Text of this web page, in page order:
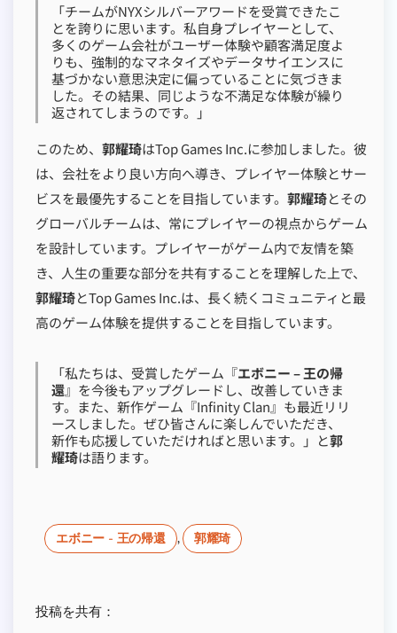
「チームがNYXシルバーアワードを受賞できたこ
とを誇りに思います。私自身プレイヤーとして、
多くのゲーム会社がユーザー体験や顧客満足度よ
りも、強制的なマネタイズやデータサイエンスに
基づかない意思決定に偏っていることに気づきま
した。その結果、同じような不満足な体験が繰り
返されてしまうのです。」
このため、 郭耀琦はTop Games Inc.に参加しました。彼
は、会社をより良い方向へ導き、プレイヤー体験とサー
ビスを最優先することを目指しています。 郭耀琦とその
グローバルチームは、常にプレイヤーの視点からゲーム
を設計しています。プレイヤーがゲーム内で友情を築
き、人生の重要な部分を共有することを理解した上で、
郭耀琦とTop Games Inc.は、長く続くコミュニティと最
高のゲーム体験を提供することを目指しています。
「私たちは、受賞したゲーム『エボニー – 王の帰
還』を今後もアップグレードし、改善していきま
す。また、新作ゲーム『Infinity Clan』も最近リリ
ースしました。ぜひ皆さんに楽しんでいただき、
新作も応援していただければと思います。」と郭
耀琦は語ります。
エボニー - 王の帰還 , 郭耀琦
投稿を共有：